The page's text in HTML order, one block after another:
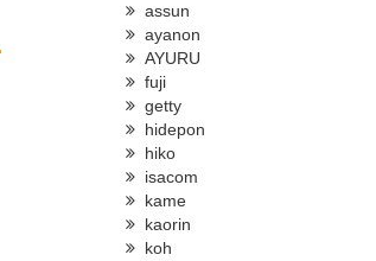
assun
ayanon
AYURU
fuji
getty
hidepon
hiko
isacom
kame
kaorin
koh